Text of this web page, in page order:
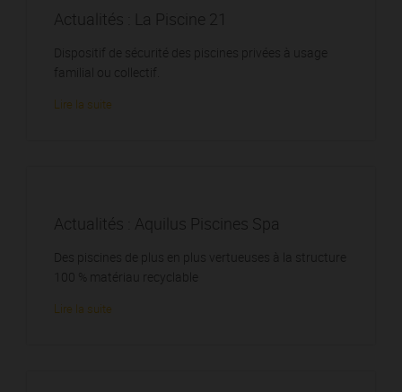
Actualités : La Piscine 21
Dispositif de sécurité des piscines privées à usage
familial ou collectif.
Lire la suite
Actualités : Aquilus Piscines Spa
Des piscines de plus en plus vertueuses à la structure
100 % matériau recyclable
Lire la suite